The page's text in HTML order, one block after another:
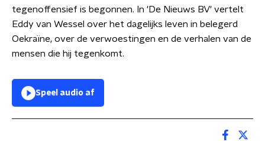
tegenoffensief is begonnen. In 'De Nieuws BV' vertelt
Eddy van Wessel over het dagelijks leven in belegerd
Oekraïne, over de verwoestingen en de verhalen van de
mensen die hij tegenkomt.
Speel audio af